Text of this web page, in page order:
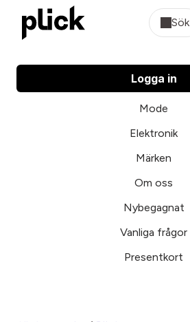
Sök
Logga in
Mode
Elektronik
Märken
Om oss
Nybegagnat
Vanliga frågor
Presentkort